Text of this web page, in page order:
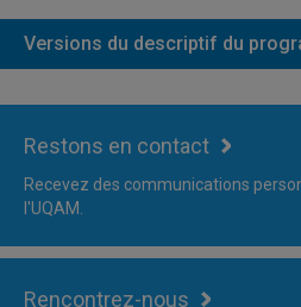
Versions du descriptif du
Restons en contact
Recevez des communications
l'UQAM.
Rencontrez-nous